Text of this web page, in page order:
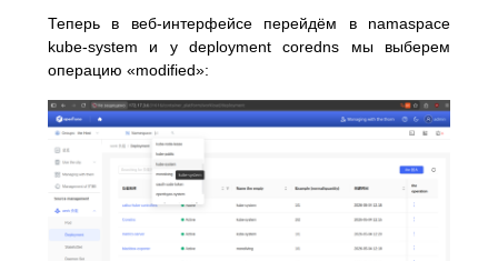
Теперь в веб-интерфейсе перейдём в namaspace
kube-system и у deployment coredns мы выберем
операцию «modified»: